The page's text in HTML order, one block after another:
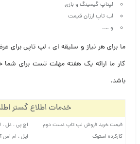
لپتاپ گیمینگ و بازی
لب تاپ ارزان قیمت
و ….
ما برای هر نیاز و سلیقه ای ، لپ تاپی برای
کار ما ارائه یک هفته مهلت تست برای شما
باشد.
خدمات اطلاع گستر
قیمت خرید فروش لپ تاپ دست دوم
کارکرده استوک
اچ پی ، دل ،
اپل ، ام اس